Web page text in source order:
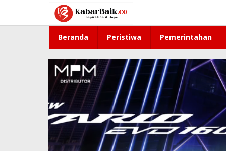
konten
Beranda Peristiwa Pemerintahan